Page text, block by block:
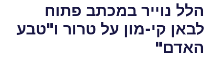
הלל נוייר במכתב פתוח
לבאן קי-מון על טרור ו"טבע
האדם"